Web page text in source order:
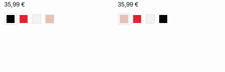
35,99 € 35,99 €